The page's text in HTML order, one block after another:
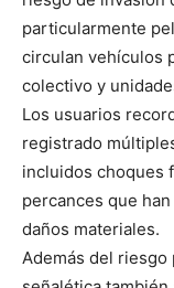
particularmente
circulan vehículos
colectivo y
Los usuarios
registrado
incluidos choques
percances que
daños materiales.
Además del riesgo